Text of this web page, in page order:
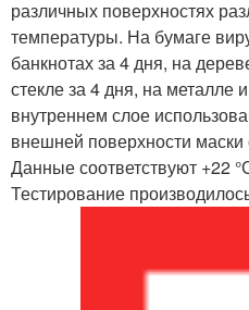
различных поверхностях
температуры. На бумаге
банкнотах за 4 дня, на
стекле за 4 дня, на металле
внутреннем слое
внешней поверхности
Данные соответствуют +22
Тестирование